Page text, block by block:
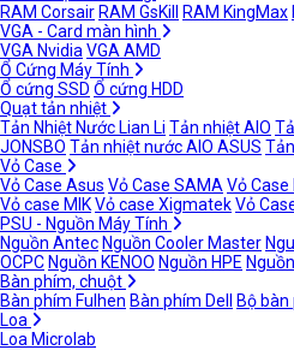
RAM Corsair RAM GsKill RAM KingMax
VGA - Card màn hình
VGA Nvidia VGA AMD
Ổ Cứng Máy Tính
Ổ cứng SSD Ổ cứng HDD
Quạt tản nhiệt
Tản Nhiệt Nước Lian Li Tản nhiệt AIO
JONSBO Tản nhiệt nước AIO ASUS
Vỏ Case
Vỏ Case Asus Vỏ Case SAMA Vỏ Case
Vỏ case MIKVỏ case XigmatekVỏ
PSU - Nguồn Máy Tính
Nguồn Antec Nguồn Cooler Master
OCPC Nguồn KENOO Nguồn HPE
Bàn phím, chuột
Bàn phím Fulhen Bàn phím Dell Bộ
Loa
Loa Microlab